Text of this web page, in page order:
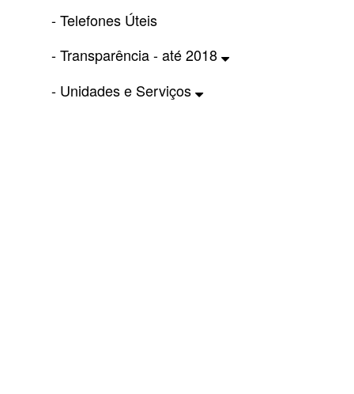
- Telefones Úteis
- Transparência - até 2018
- Unidades e Serviços